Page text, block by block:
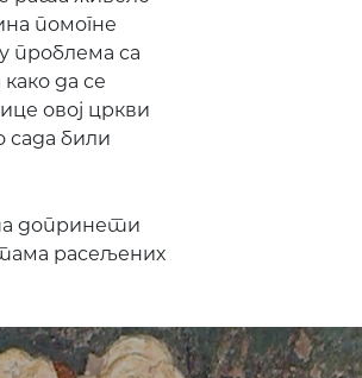
помогне
проблема са
да се
овој цркви
сада били
допринети
расељених